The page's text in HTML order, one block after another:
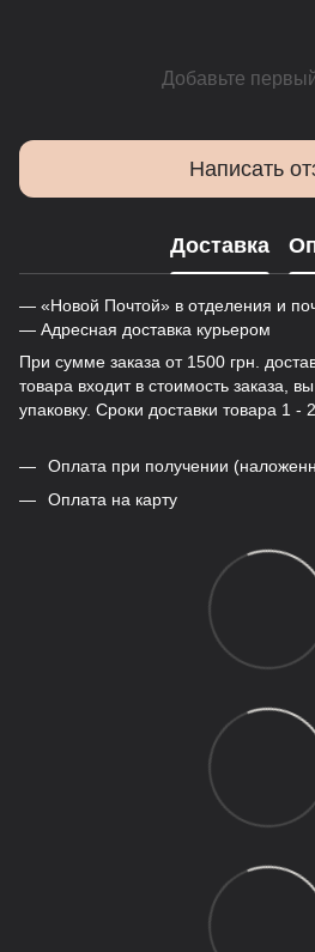
Добавьте
Написать
Доставка
— «Новой Почтой» в отделения и
— Адресная доставка курьером
При сумме заказа от 1500 грн.
товара входит в стоимость заказа,
упаковку. Сроки доставки товара 1 -
Оплата при получении
Оплата на карту